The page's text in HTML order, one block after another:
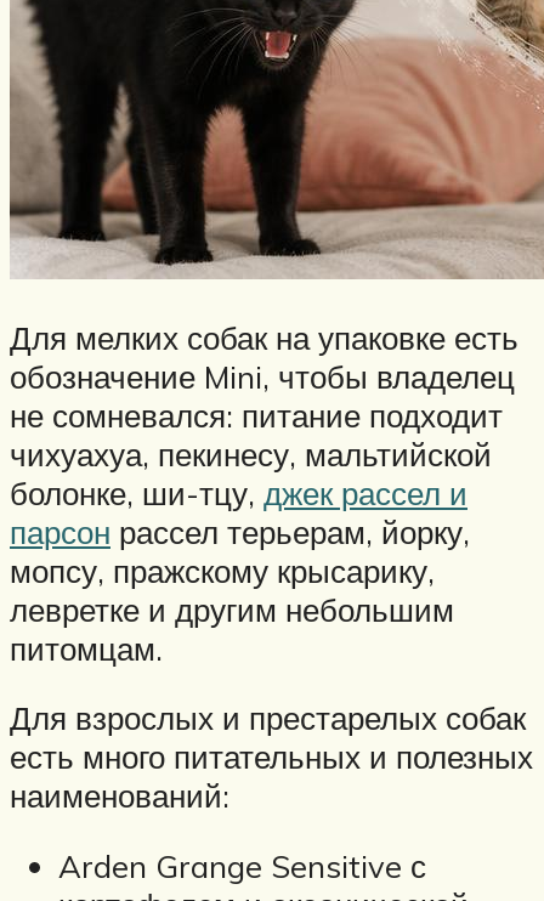
Для мелких собак на упаковке есть
обозначение Mini, чтобы владелец
не сомневался: питание подходит
чихуахуа, пекинесу, мальтийской
болонке, ши-тцу, джек рассел и
парсон рассел терьерам, йорку,
мопсу, пражскому крысарику,
левретке и другим небольшим
питомцам.
Для взрослых и престарелых собак
есть много питательных и полезных
наименований:
Arden Grange Sensitive с